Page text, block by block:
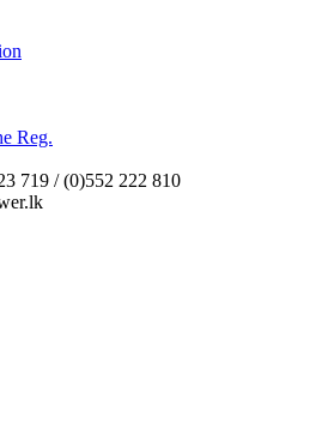
Reg.
719 / (0)552 222 810